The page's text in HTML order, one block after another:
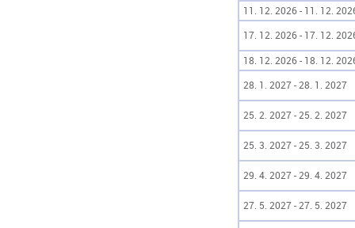
11. 12. 2026 - 11. 12.
17. 12. 2026 - 17. 12.
18. 12. 2026 - 18. 12.
28. 1. 2027 - 28. 1. 2027
25. 2. 2027 - 25. 2. 2027
25. 3. 2027 - 25. 3. 2027
29. 4. 2027 - 29. 4. 2027
27. 5. 2027 - 27. 5. 2027